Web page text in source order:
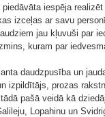
iespēja
izceļas ar savu
jau kļuvuši par
kuram par
daudzpusība un
izpildītājs, prozas
pašā veidā kā
Lopahinu un